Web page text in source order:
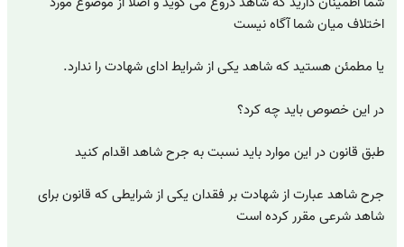
اختلاف میان شما آگاه نیست
یا مطمئن هستید که شاهد یکی از شرایط ادای شهادت را ندارد.
در این خصوص باید چه کرد؟
طبق قانون در این موارد باید نسبت به جرح شاهد اقدام کنید
جرح شاهد عبارت از شهادت بر فقدان یکی از شرایطی که قانون برای
شاهد شرعی مقرر کرده است